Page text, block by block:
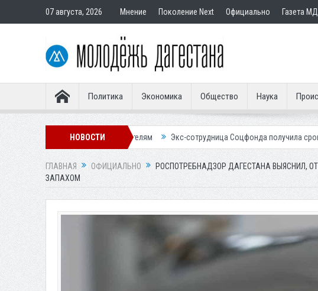
07 августа, 2026 Мнение Поколение Next Официально Газета МД
Политика Экономика Общество Наука
НОВОСТИ
подставным покупателям Экс-сотрудница Соцфонда получила срок за обман
ГЛАВНАЯ ОФИЦИАЛЬНО
РОСПОТРЕБНАДЗОР ДАГЕСТАНА ВЫЯСНИЛ,
ЗАПАХОМ